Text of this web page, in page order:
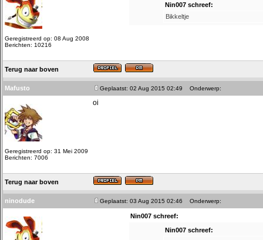
Geregistreerd op: 08 Aug 2008
Berichten: 10216
Nin007 schreef:
Bikkeltje
Terug naar boven
Mafusto Geplaatst: 02 Aug 2015 02:49 Onderwerp:
Geregistreerd op: 31 Mei 2009
Berichten: 7006
oi
Terug naar boven
ninodude Geplaatst: 03 Aug 2015 02:46 Onderwerp:
Nin007 schreef:
Nin007 schreef: